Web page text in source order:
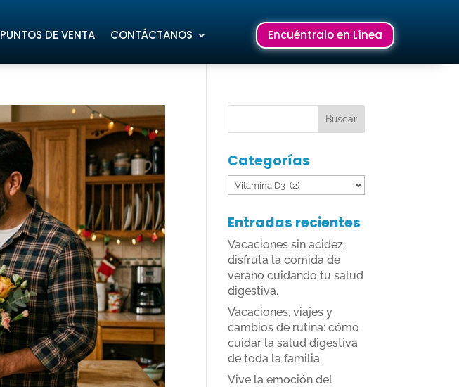
PUNTOS DE VENTA CONTÁCTANOS Encuéntralo en Línea
Categorías
Categorías
Entradas recientes
Vacaciones sin acidez:
disfruta la comida de
verano cuidando tu salud
digestiva.
Vacaciones, viajes y
cambios de rutina: cómo
cuidar la salud digestiva
de toda la familia.
Vive la emoción del